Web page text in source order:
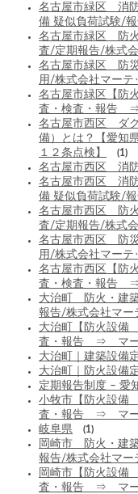
名古屋市緑区 消
備 疑似負荷試験/
名古屋市緑区 防
査/定期報告/株式
名古屋市緑区 防
用/株式会社マーテ
名古屋市緑区【防
査・検査・報告
名古屋市西区 ダ
備）とは？【愛知
１２条点検】
(1)
名古屋市西区 消
名古屋市西区 消
備 疑似負荷試験/
名古屋市西区 防
査/定期報告/株式
名古屋市西区 防
用/株式会社マーテ
名古屋市西区【防
査・検査・報告
大治町 防火・建
報告/株式会社マー
大治町【防火設
査・報告 ⇒ マー
大治町｜建築設備
大治町｜防火設備
定期報告制度 – 愛
小牧市【防火設備
査・報告 ⇒ マー
岐阜県 (1)
岡崎市 防火・建
報告/株式会社マー
岡崎市【防火設
査・報告 ⇒ マー